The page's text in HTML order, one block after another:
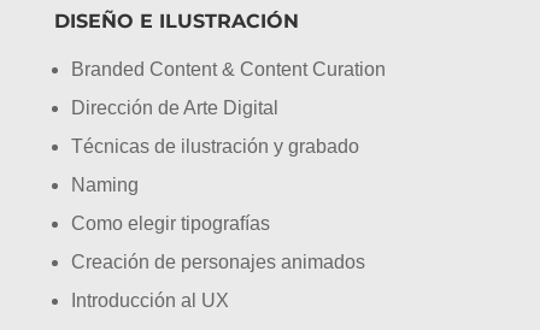
DISEÑO E ILUSTRACIÓN
Branded Content & Content Curation
Dirección de Arte Digital
Técnicas de ilustración y grabado
Naming
Como elegir tipografías
Creación de personajes animados
Introducción al UX